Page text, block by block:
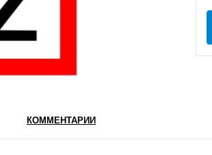
КОММЕНТАРИИ